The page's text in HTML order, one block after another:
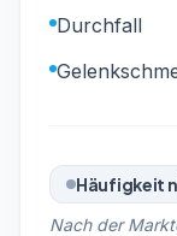
Durchfall
Häufigkeit
Nach der